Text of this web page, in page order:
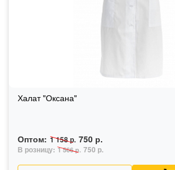
Халат "Оксана"
Оптом: 1 158 р. 750 р.
В розницу: 1 566 р. 750 р.